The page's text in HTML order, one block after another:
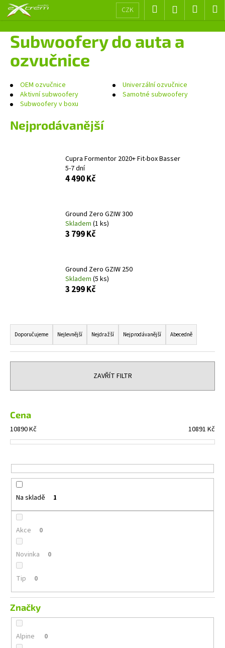
Přejít
CZK Hledat Přihlášení
košík
Subwoofery do auta a
ozvučnice
OEM ozvučnice
Univerzální ozvučnice
Aktivní subwoofery
Samotné subwoofery
Subwoofery v boxu
Nejprodávanější
Cupra Formentor 2020+ Fit-box Basser
5-7 dní
4 490 Kč
Ground Zero GZIW 300
Skladem (1 ks)
3 799 Kč
Ground Zero GZIW 250
Skladem (5 ks)
3 299 Kč
Ř
a
z
e
í
r
o
d
k
t
ů
Doporučujeme Nejlevnější Nejdražší Nejprodávanější Abecedně
ZAVŘÍT FILTR
Cena
10890Kč 10891 Kč
Na skladě 1
Akce 0
Novinka 0
Tip 0
Značky
Alpine 0
š
C
o
p
o
t
ř
e
o
r
u
u
j
m
e
ALPINE
INE-
AX809
18
490
Kč